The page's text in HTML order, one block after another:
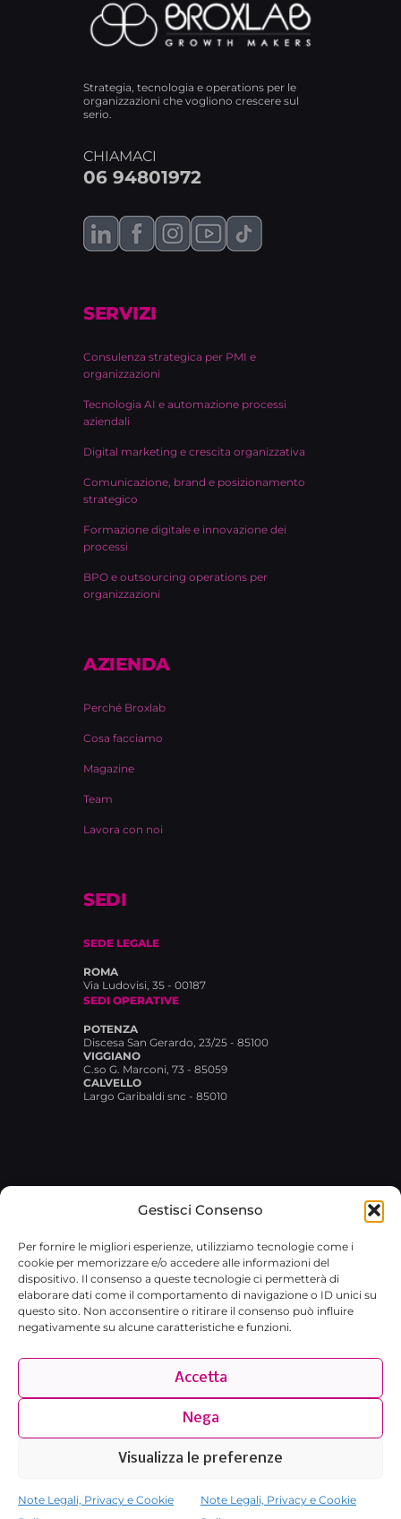
Gestisci Consenso
Per fornire le migliori esperienze, utilizziamo tecnologie come i
cookie per memorizzare e/o accedere alle informazioni del
dispositivo. Il consenso a queste tecnologie ci permetterà di
elaborare dati come il comportamento di navigazione o ID unici su
questo sito. Non acconsentire o ritirare il consenso può influire
negativamente su alcune caratteristiche e funzioni.
Accetta
Nega
Visualizza le preferenze
Note Legali, Privacy e Cookie
Note Legali, Privacy e Cookie
Strategia, tecnologia e operations per le
organizzazioni che vogliono crescere sul
serio.
CHIAMACI
06 94801972
SERVIZI
Consulenza strategica per PMI e
organizzazioni
Tecnologia AI e automazione processi
aziendali
Digital marketing e crescita organizzativa
Comunicazione, brand e posizionamento
strategico
Formazione digitale e innovazione dei
processi
BPO e outsourcing operations per
organizzazioni
AZIENDA
Perché Broxlab
Cosa facciamo
Magazine
Team
Lavora con noi
SEDI
SEDE LEGALE
ROMA
Via Ludovisi, 35 - 00187
SEDI OPERATIVE
POTENZA
Discesa San Gerardo, 23/25 - 85100
VIGGIANO
C.so G. Marconi, 73 - 85059
CALVELLO
Largo Garibaldi snc - 85010
02029480767 · REA RM-1751733 ·
broxlab@pec.it·Privacy Policy